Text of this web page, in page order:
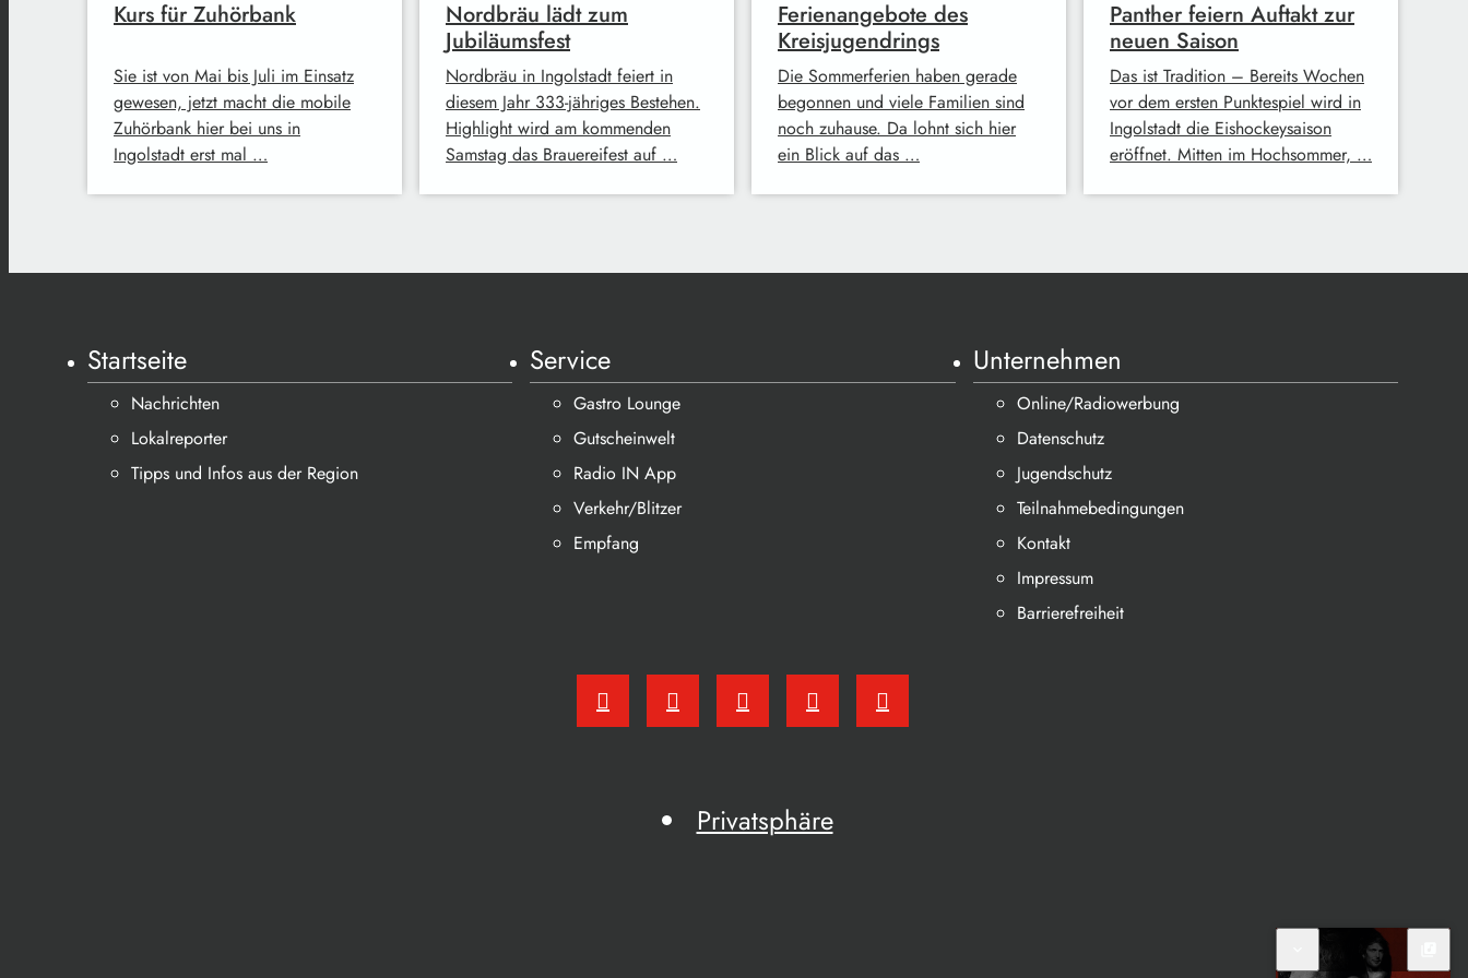
Kurs für Zuhörbank
Sie ist von Mai bis Juli im Einsatz
gewesen, jetzt macht die mobile
Zuhörbank hier bei uns in
Ingolstadt erst mal …
Nordbräu lädt zum
Jubiläumsfest
Nordbräu in Ingolstadt feiert in
diesem Jahr 333-jähriges Bestehen.
Highlight wird am kommenden
Samstag das Brauereifest auf …
Ferienangebote des
Kreisjugendrings
Die Sommerferien haben gerade
begonnen und viele Familien sind
noch zuhause. Da lohnt sich hier
ein Blick auf das …
Panther feiern Auftakt zur
neuen Saison
Das ist Tradition – Bereits Wochen
vor dem ersten Punktespiel wird in
Ingolstadt die Eishockeysaison
eröffnet. Mitten im Hochsommer, …
Startseite
Nachrichten
Lokalreporter
Tipps und Infos aus der Region
Service
Gastro Lounge
Gutscheinwelt
Radio IN App
Verkehr/Blitzer
Empfang
Unternehmen
Online/Radiowerbung
Datenschutz
Jugendschutz
Teilnahmebedingungen
Kontakt
Impressum
Barrierefreiheit
Privatsphäre